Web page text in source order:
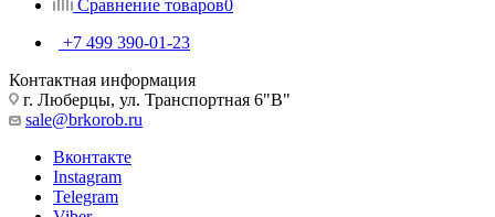
Сравнение товаров0
+7 499 390-01-23
Контактная информация
г. Люберцы, ул. Транспортная 6"В"
sale@brkorob.ru
Вконтакте
Instagram
Telegram